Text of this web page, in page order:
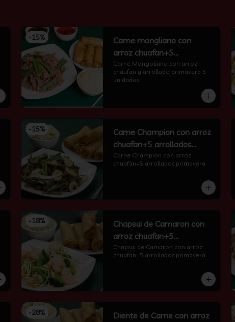
-15%
Carne mongliano con
arroz chuafan+5
arrollados primavera
Carne Mongoliano con arroz
chaufan y arrollado primavera 5
unidades.
-15%
Carne Champion con arroz
chuafan+5 arrollados
primavera
Carne Champion con arroz
chuafan+5 arrollados primavera
-18%
Chapsui de Camaron con
arroz chuafan+5
arrollados primavera
Chapsui de Camaron con arroz
chuafan+5 arrollados primavera
-28% Diente de Carne con arroz